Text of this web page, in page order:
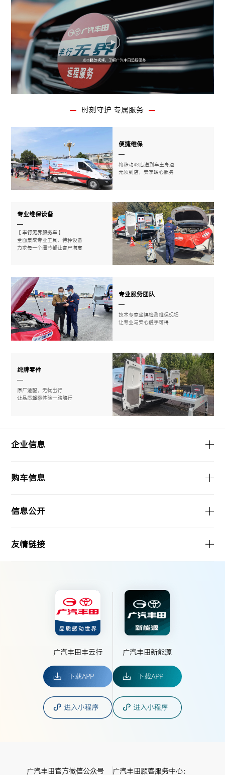
时刻守护 专属服务
便捷维保
将移动4S店送到车主身边
无须到店，安享暖心服务
专业维保设备
【丰行无界服务车】
全面集成专业工具、特种设备
力求每一个细节都让客户满意
专业服务团队
技术专家坐镇检测维保现场
让专业与安心触手可得
纯牌零件
原厂适配，无忧出行
让品质驾乘体验一路随行
企业信息
购车信息
信息公开
友情链接
广汽丰田丰云行 广汽丰田新能源
广汽丰田官方微信公众号 广汽丰田顾客服务中心：